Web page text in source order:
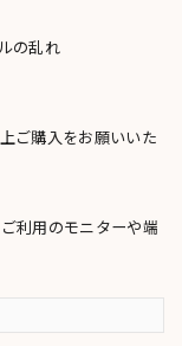
の乱れ
ご購入をお願いいた
利用のモニターや端